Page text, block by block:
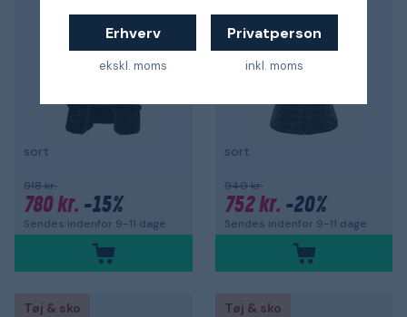
Erhverv
ekskl. moms
Privatperson
inkl. moms
sort
918 kr.
780 kr. -15%
Sendes indenfor 9-11 dage
sort
940 kr.
752 kr. -20%
Sendes indenfor 9-11 dage
Tøj & sko
Tøj & sko